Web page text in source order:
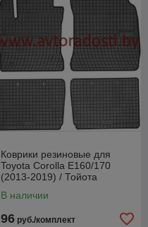
Коврики резиновые для
Toyota Corolla E160/170
(2013-2019) / Тойота
В наличии
96 руб./комплект